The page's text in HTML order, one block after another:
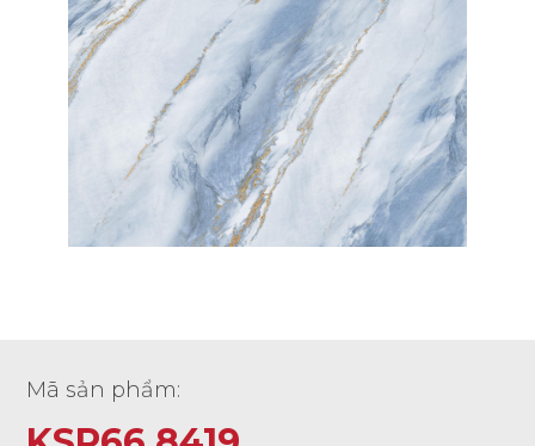
Mã sản phẩm: